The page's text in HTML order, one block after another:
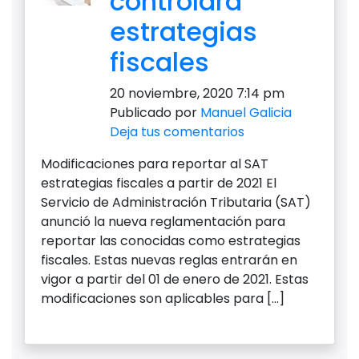
estrategias
fiscales
20 noviembre, 2020 7:14 pm
Publicado por Manuel Galicia
Deja tus comentarios
Modificaciones para reportar al SAT
estrategias fiscales a partir de 2021 El
Servicio de Administración Tributaria (SAT)
anunció la nueva reglamentación para
reportar las conocidas como estrategias
fiscales. Estas nuevas reglas entrarán en
vigor a partir del 01 de enero de 2021. Estas
modificaciones son aplicables para […]